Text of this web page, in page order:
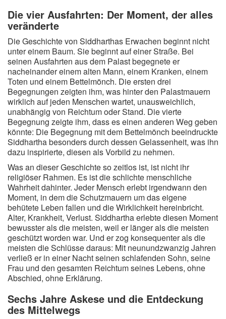
Die vier Ausfahrten: Der Moment, der alles
veränderte
Die Geschichte von Siddharthas Erwachen beginnt nicht
unter einem Baum. Sie beginnt auf einer Straße. Bei
seinen Ausfahrten aus dem Palast begegnete er
nacheinander einem alten Mann, einem Kranken, einem
Toten und einem Bettelmönch. Die ersten drei
Begegnungen zeigten ihm, was hinter den Palastmauern
wirklich auf jeden Menschen wartet, unausweichlich,
unabhängig von Reichtum oder Stand. Die vierte
Begegnung zeigte ihm, dass es einen anderen Weg geben
könnte: Die Begegnung mit dem Bettelmönch beeindruckte
Siddhartha besonders durch dessen Gelassenheit, was ihn
dazu inspirierte, diesen als Vorbild zu nehmen.
Was an dieser Geschichte so zeitlos ist, ist nicht ihr
religiöser Rahmen. Es ist die schlichte menschliche
Wahrheit dahinter. Jeder Mensch erlebt irgendwann den
Moment, in dem die Schutzmauern um das eigene
behütete Leben fallen und die Wirklichkeit hereinbricht.
Alter, Krankheit, Verlust. Siddhartha erlebte diesen Moment
bewusster als die meisten, weil er länger als die meisten
geschützt worden war. Und er zog konsequenter als die
meisten die Schlüsse daraus: Mit neunundzwanzig Jahren
verließ er in einer Nacht seinen schlafenden Sohn, seine
Frau und den gesamten Reichtum seines Lebens, ohne
Abschied, ohne Erklärung.
Sechs Jahre Askese und die Entdeckung
des Mittelwegs